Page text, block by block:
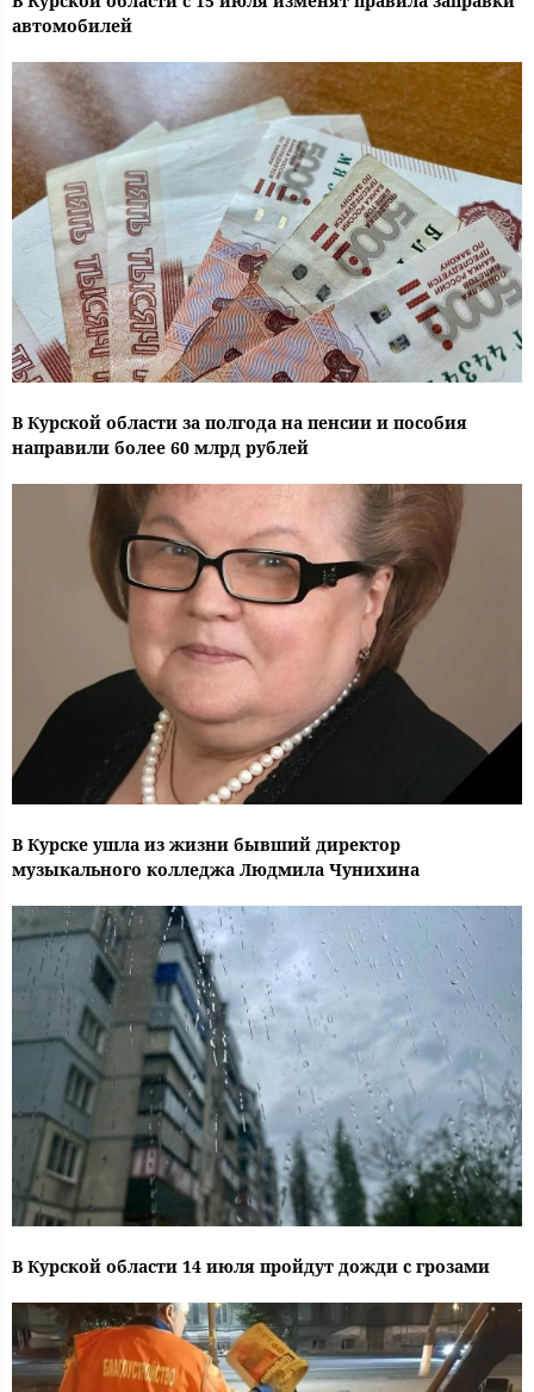
автомобилей
В Курской области за полгода на пенсии и пособия
направили более 60 млрд рублей
В Курске ушла из жизни бывший директор
музыкального колледжа Людмила Чунихина
В Курской области 14 июля пройдут дожди с грозами